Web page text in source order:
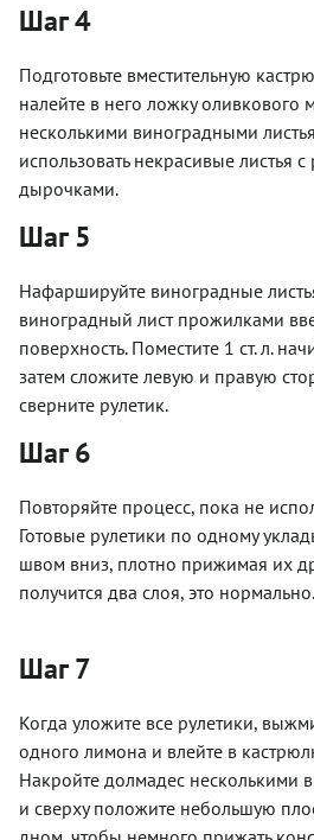
Шаг 4
Подготовьте вместительную
налейте в него ложку оливкового
несколькими виноградными
использовать некрасивые листья
дырочками.
Шаг 5
Нафаршируйте виноградные
виноградный лист прожилками
поверхность. Поместите 1 ст. л.
затем сложите левую и правую
сверните рулетик.
Шаг 6
Повторяйте процесс, пока не
Готовые рулетики по одному
швом вниз, плотно прижимая их
получится два слоя, это нормально.
Шаг 7
Когда уложите все рулетики,
одного лимона и влейте в
Накройте долмадес несколькими
и сверху положите небольшую